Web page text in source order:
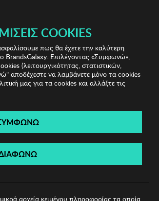
(0)
COOKIES
πως θα έχετε την καλύτερη
BrandsGalaxy. Επιλέγοντας «Συμφωνώ»,
(λειτουργικότητας, στατιστικών,
αποδέχεστε να λαμβάνετε μόνο τα cookies
μας για τα cookies και αλλάξτε τις
αρχεία κειμένου πληροφορίας τα οποία